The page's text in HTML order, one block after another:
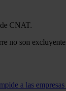
CNAT.
no son